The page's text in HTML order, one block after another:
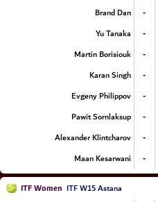
Brand Dan
-
Yu Tanaka
-
Martin Borisiouk
-
Karan Singh
-
Evgeny Philippov
-
Pawit Sornlaksup
-
Alexander Klintcharov
-
Maan Kesarwani
-
ITF Women ITF W15 Astana